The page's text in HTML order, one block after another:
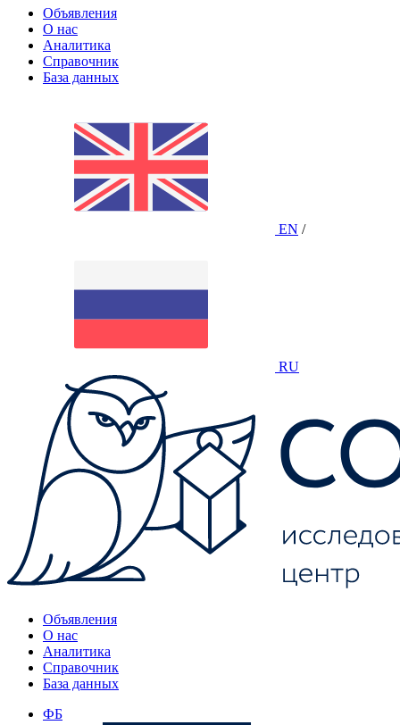
Объявления
О нас
Аналитика
Справочник
База данных
EN /
RU
Объявления
О нас
Аналитика
Справочник
База данных
ФБ